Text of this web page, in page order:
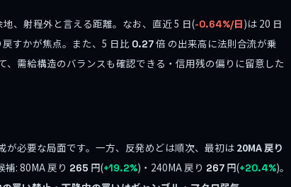
地、射程外と言える距離。なお、直近 5 日(-0.64%/日)は 20 日
すかが焦点。また、5 日比 0.27倍 の出来高に法則合流が乗
、需給構造のバランスも確認できる・信用残の偏りに留意した
が必要な局面です。一方、反発めどは順次、最初は 20MA 戻り
補: 80MA 戻り 265 円(+19.2%)・240MA 戻り 267 円(+20.4%)。